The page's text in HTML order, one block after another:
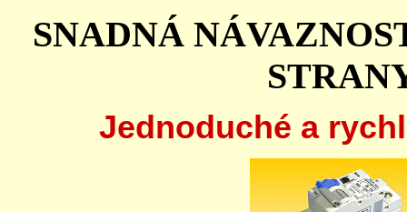
SNADNÁ
Jednoduché a